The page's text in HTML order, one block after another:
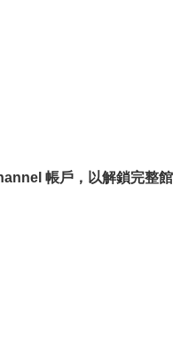
帳戶，以解鎖完整館